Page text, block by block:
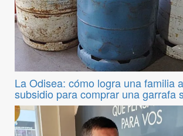
La Odisea: cómo logra una familia
subsidio para comprar una garrafa